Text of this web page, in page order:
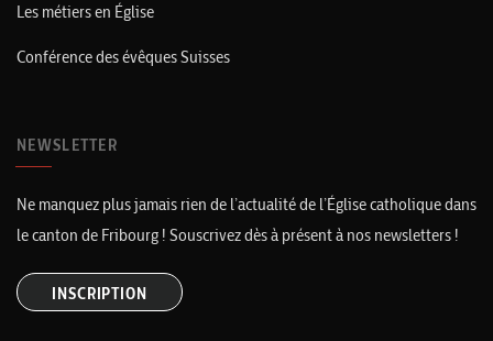
Les métiers en Église
Conférence des évêques Suisses
NEWSLETTER
Ne manquez plus jamais rien de l’actualité de l’Église catholique dans
le canton de Fribourg ! Souscrivez dès à présent à nos newsletters !
INSCRIPTION